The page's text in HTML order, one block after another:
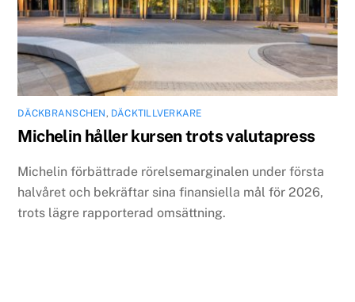
DÄCKBRANSCHEN , DÄCKTILLVERKARE
Michelin håller kursen trots valutapress
Michelin förbättrade rörelsemarginalen under första
halvåret och bekräftar sina finansiella mål för 2026,
trots lägre rapporterad omsättning.